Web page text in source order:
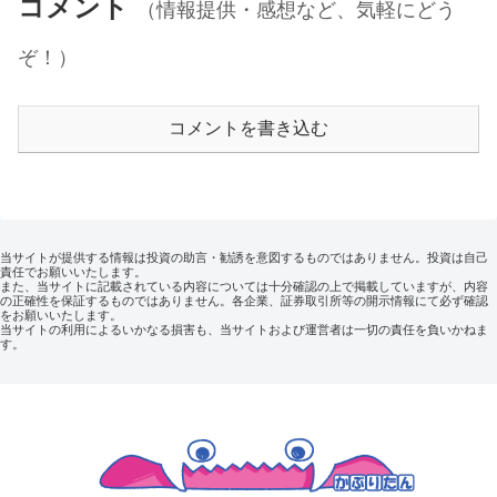
コメント
（情報提供・感想など、気軽にどう
ぞ！）
コメントを書き込む
当サイトが提供する情報は投資の助言・勧誘を意図するものではありません。投資は自己
責任でお願いいたします。
また、当サイトに記載されている内容については十分確認の上で掲載していますが、内容
の正確性を保証するものではありません。各企業、証券取引所等の開示情報にて必ず確認
をお願いいたします。
当サイトの利用によるいかなる損害も、当サイトおよび運営者は一切の責任を負いかねま
す。